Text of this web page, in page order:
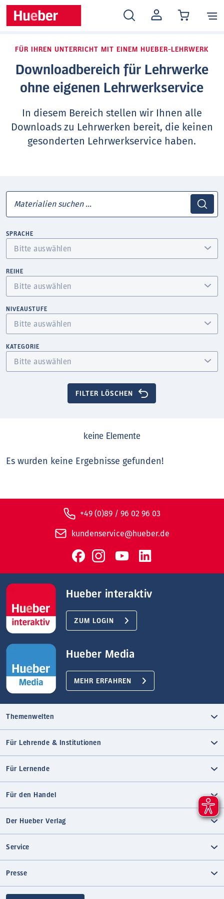
MEIN
KONTO
FÜR IHREN UNTERRICHT MIT EINEM HUEBER-LEHRWERK
Downloadbereich für Lehrwerke
ohne eigenen Lehrwerkservice
In diesem Bereich stellen wir Ihnen alle
Downloads zu Lehrwerken bereit, die keinen
gesonderten Lehrwerkservice haben.
SPRACHE
REIHE
NIVEAUSTUFE
KATEGORIE
FILTER LÖSCHEN
keine Elemente
Es wurden keine Ergebnisse gefunden!
+49 (0)89 / 96 02 96 03
kundenservice@hueber.de
Hueber interaktiv
ZUM LOGIN
Hueber Media
MEHR ERFAHREN
Themenwelten
Für Lehrende & Institutionen
Für Lernende
Für den Handel
Der Hueber Verlag
Service
Presse